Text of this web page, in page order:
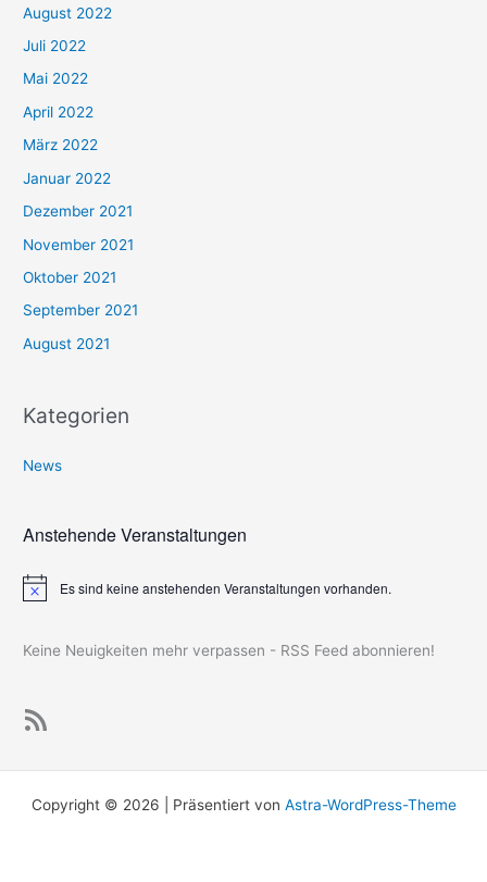
August 2022
Juli 2022
Mai 2022
April 2022
März 2022
Januar 2022
Dezember 2021
November 2021
Oktober 2021
September 2021
August 2021
Kategorien
News
Anstehende Veranstaltungen
H
w
Es sind keine anstehenden Veranstaltungen vorhanden.
Keine Neuigkeiten mehr verpassen - RSS Feed abonnieren!
Keine Neuigkeiten mehr verpassen - RSS Feed abonnieren!
Copyright © 2026 | Präsentiert von Astra-WordPress-Theme